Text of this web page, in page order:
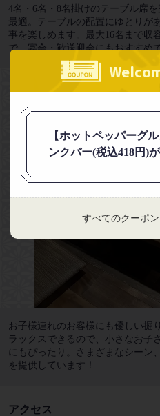
【ホットペッパーグ
ンクバー(税込418円)
すべてのクーポ
4名・6名・8名掛けのテーブル席
最適。テーブルの配置にゆとりが
事を楽しめます。最大16名まで収
で、宴会・歓送迎会にもおすすめ
お子様連れのお客様にも優しい掘
ラックスできるので、小さなお子
にもぴったり。さまざまなシーン
を提供しています！
アクセス
この店舗情報
焼肉ほむら家 匠
https://yakinikuhomurayatakumi.owst.jp/
お店情報を